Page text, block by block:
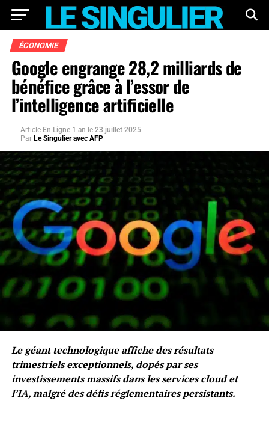
ÉCONOMIE
Google engrange 28,2 milliards de
bénéfice grâce à l’essor de
l’intelligence artificielle
Article En Ligne 1 an le 23 juillet 2025
Par Le Singulier avec AFP
Le géant technologique affiche des résultats
trimestriels exceptionnels, dopés par ses
investissements massifs dans les services cloud et
l’IA, malgré des défis réglementaires persistants.